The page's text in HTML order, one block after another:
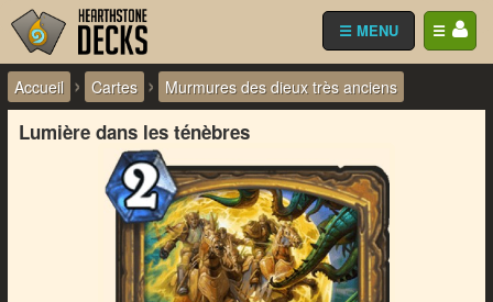
☰
☰ MENU
Accueil › Cartes › Murmures des dieux très anciens
Lumière dans les ténèbres